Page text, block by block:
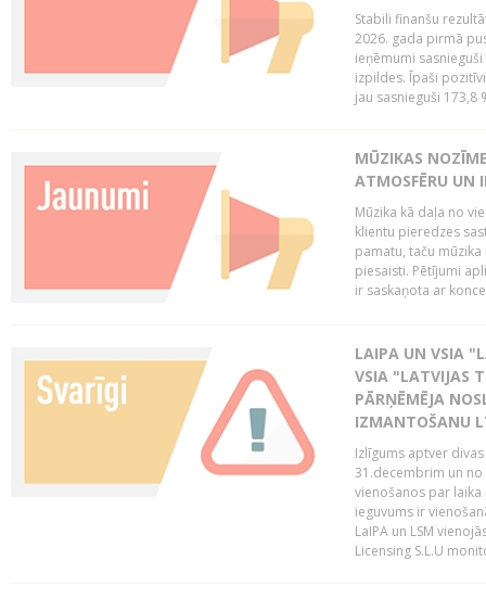
Stabili finanšu
2026. gada pirmā
ieņēmumi
izpildes. Īpaši
jau sasnieguši 173,8
MŪZIKAS
ATMOSFĒRU UN
Mūzika kā daļa no
klientu pieredzes
pamatu, taču
piesaisti. Pētījumi
ir saskaņota ar
LAIPA UN VSIA
VSIA "LATVIJAS
PĀRŅĒMĒJA
IZMANTOŠANU
Izlīgums aptver
31.decembrim un no
vienošanos par
ieguvums ir
LaIPA un LSM
Licensing S.L.U